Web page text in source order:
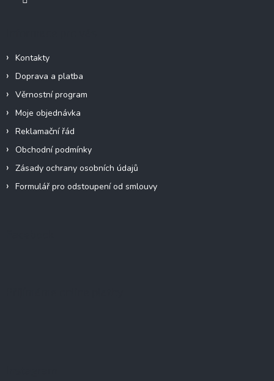
Kontakty
Doprava a platba
Věrnostní program
Moje objednávka
Reklamační řád
Obchodní podmínky
Zásady ochrany osobních údajů
Formulář pro odstoupení od smlouvy